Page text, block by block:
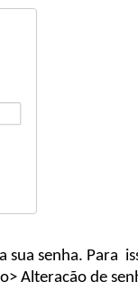
sua senha. Para
Alteração de